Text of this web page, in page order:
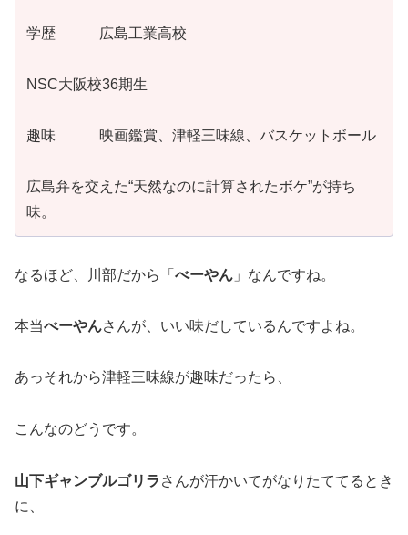
学歴 広島工業高校
NSC大阪校36期生
趣味 映画鑑賞、津軽三味線、バスケットボール
広島弁を交えた“天然なのに計算されたボケ”が持ち
味。
なるほど、川部だから「 べーやん 」なんですね。
本当べーやんさんが、いい味だしているんですよね。
あっそれから津軽三味線が趣味だったら、
こんなのどうです。
山下ギャンブルゴリラ さんが汗かいてがなりたててるとき
に、